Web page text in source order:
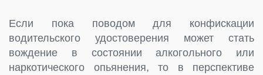
Если пока поводом для конфискации
водительского удостоверения может стать
вождение в состоянии алкогольного или
наркотического опьянения, то в перспективе